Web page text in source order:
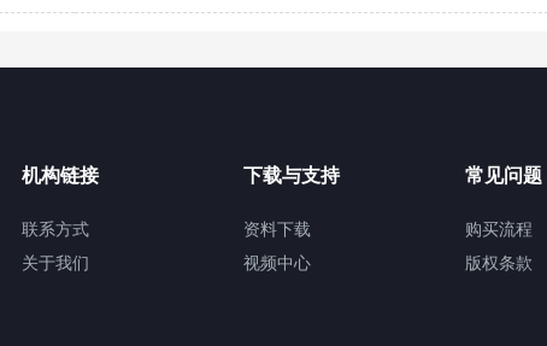
机构链接
联系方式
关于我们
下载与支持
资料下载
视频中心
常见问题
购买流程
版权条款